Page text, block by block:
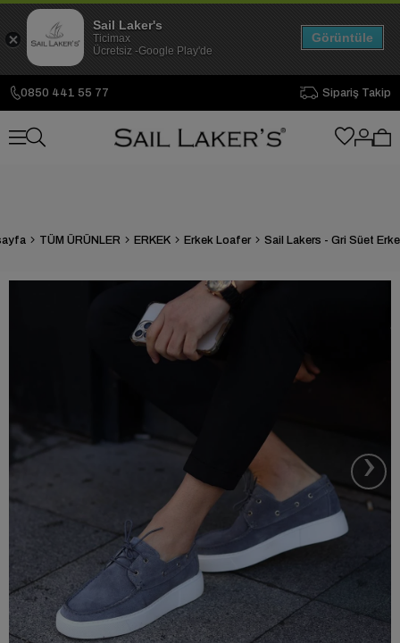
0850 441 55 77 Sipariş Takip
TÜM ÜRÜNLER ERKEK Erkek Loafer
›
Sail Laker's
Ticimax
Ücretsiz -Google Play'de
Görüntüle